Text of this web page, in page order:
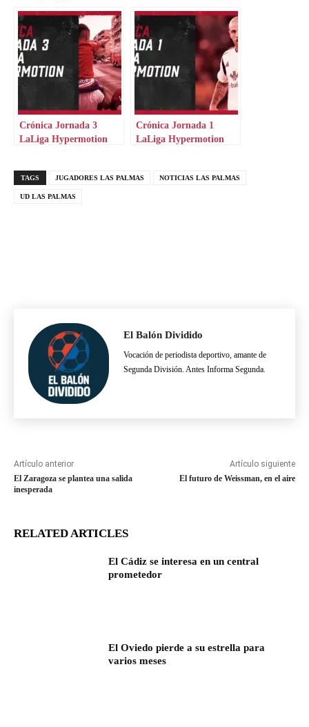
Crónica Jornada 3
LaLiga Hypermotion
Crónica Jornada 1
LaLiga Hypermotion
TAGS JUGADORES LAS PALMAS NOTICIAS LAS PALMAS
UD LAS PALMAS
El Balón Dividido
Vocación de periodista deportivo, amante de
Segunda División. Antes Informa Segunda.
Artículo anterior
El Zaragoza se plantea una salida
inesperada
Artículo siguiente
El futuro de Weissman, en el aire
RELATED ARTICLES
El Cádiz se interesa en un central
prometedor
El Oviedo pierde a su estrella para
varios meses